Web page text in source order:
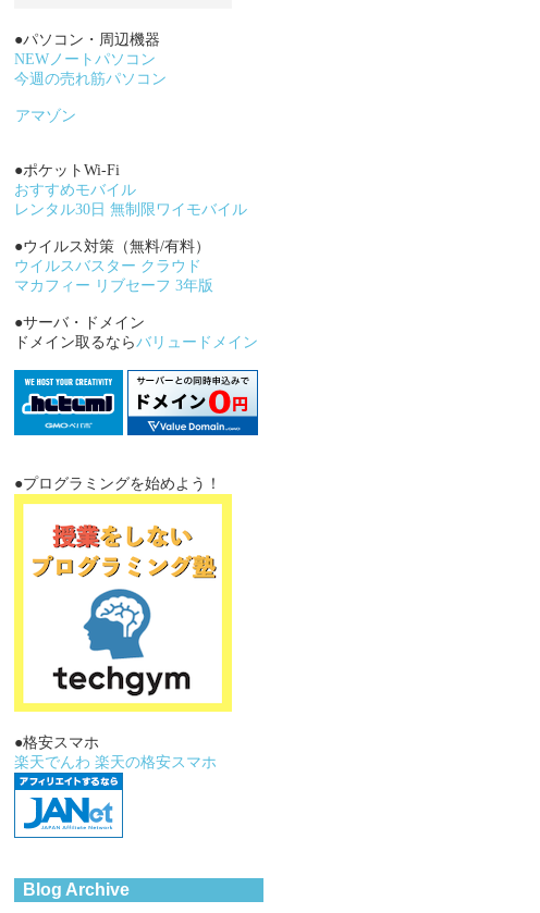
●パソコン・周辺機器
NEWノートパソコン
今週の売れ筋パソコン
アマゾン
●ポケットWi-Fi
おすすめモバイル
レンタル30日 無制限ワイモバイル
●ウイルス対策（無料/有料）
ウイルスバスター クラウド
マカフィー リブセーフ 3年版
●サーバ・ドメイン
ドメイン取るならバリュードメイン
●プログラミングを始めよう！
●格安スマホ
楽天でんわ 楽天の格安スマホ
Blog Archive